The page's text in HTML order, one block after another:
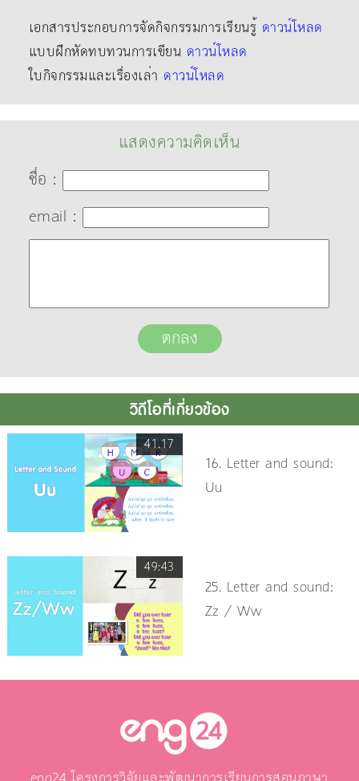
เอกสารประกอบการจัดกิจกรรมการเรียนรู้ ดาวน์โหลด
แบบฝึกหัดทบทวนการเขียน ดาวน์โหลด
ใบกิจกรรมและเรื่องเล่า ดาวน์โหลด
แสดงความคิดเห็น
ชื่อ :
email :
วิดีโอที่เกี่ยวข้อง
41.17
16. Letter and sound:
Uu
49:43
25. Letter and sound:
Zz / Ww